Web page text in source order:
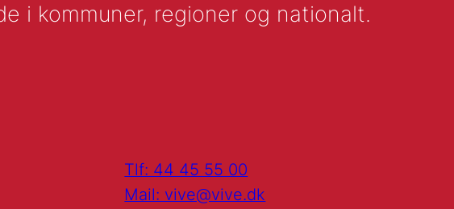
i kommuner, regioner og nationalt.
Tlf: 44 45 55 00
Mail: vive@vive.dk